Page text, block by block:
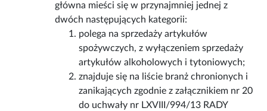
główna mieści się w przynajmniej jednej z
dwóch następujących kategorii:
polega na sprzedaży artykułów
spożywczych, z wyłączeniem sprzedaży
artykułów alkoholowych i tytoniowych;
znajduje się na liście branż chronionych i
zanikających zgodnie z załącznikiem nr 20
do uchwały nr LXVIII/994/13 RADY